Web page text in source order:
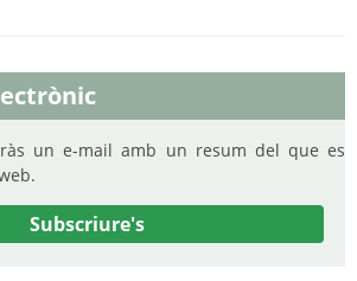
un e-mail amb un resum del que es
Subscriure's